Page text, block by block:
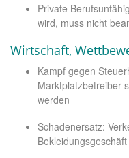
Private
wird, muss nicht
Wirtschaft,
Kampf gegen
Marktplatzbetreiber
werden
Schadenersatz:
Bekleidungsgeschäft